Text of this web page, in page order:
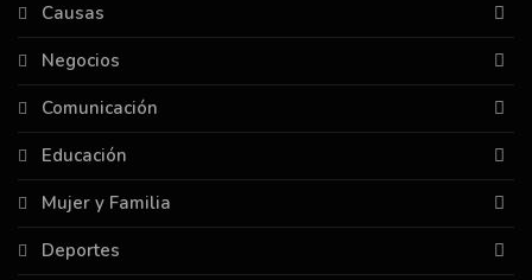
Causas
Negocios
Comunicación
Educación
Mujer y Familia
Deportes